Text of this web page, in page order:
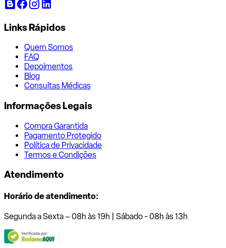
Links Rápidos
Quem Somos
FAQ
Depoimentos
Blog
Consultas Médicas
Informações Legais
Compra Garantida
Pagamento Protegido
Política de Privacidade
Termos e Condições
Atendimento
Horário de atendimento:
Segunda a Sexta – 08h às 19h | Sábado - 08h às 13h